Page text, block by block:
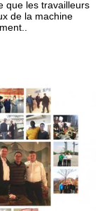
que les travailleurs
de la machine